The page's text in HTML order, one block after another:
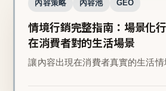
內容策略 內容池 GEO
情境行銷完整指南：場景化
在消費者對的生活場景
讓內容出現在消費者真實的生活情